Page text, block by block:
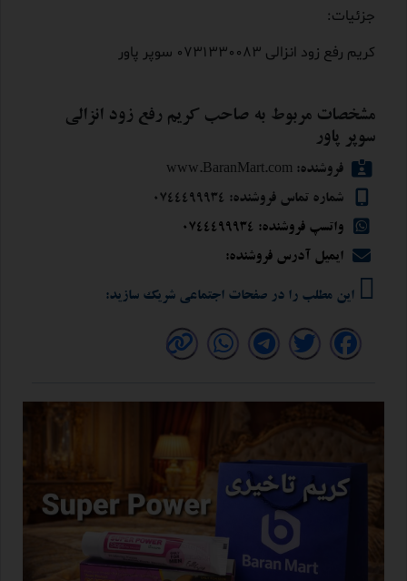
جزئیات:
کریم رفع زود انزالی 0731330083 سوپر پاور
مشخصات مربوط به صاحب کریم رفع زود انزالی
سوپر پاور
فروشنده: www.BaranMart.com
شماره تماس فروشنده: 0744499934
واتسپ فروشنده: 0744499934
ایمیل آدرس فروشنده:
این مطلب را در صفحات اجتماعی شریک سازید: